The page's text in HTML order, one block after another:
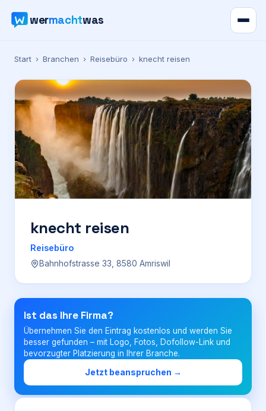
wermachtwas
Verzeichnis
Karte
News
Ratgeber
Werbung
Preise
Für Firmen
Login
Firma eintragen
Start › Branchen › Reisebüro › knecht reisen
knecht reisen
Reisebüro
Bahnhofstrasse 33, 8580 Amriswil
Ist das Ihre Firma?
Übernehmen Sie den Eintrag kostenlos und werden Sie
besser gefunden – mit Logo, Fotos, Dofollow-Link und
bevorzugter Platzierung in Ihrer Branche.
Jetzt beanspruchen →